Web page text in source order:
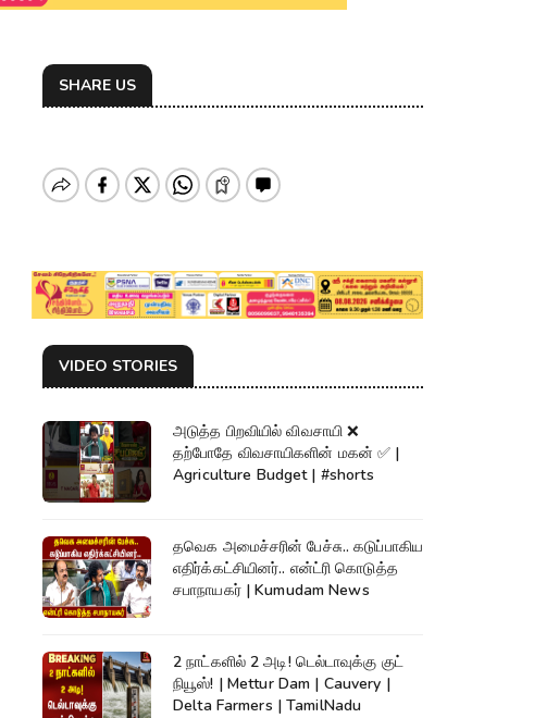
SHARE US
VIDEO STORIES
அடுத்த பிறவியில் விவசாயி ❌
தற்போதே விவசாயிகளின் மகன் ✅ |
Agriculture Budget | #shorts
தவெக அமைச்சரின் பேச்சு.. கடுப்பாகிய
எதிர்க்கட்சியினர்.. என்ட்ரி கொடுத்த
சபாநாயகர் | Kumudam News
2 நாட்களில் 2 அடி! டெல்டாவுக்கு குட்
நியூஸ்! | Mettur Dam | Cauvery |
Delta Farmers | TamilNadu